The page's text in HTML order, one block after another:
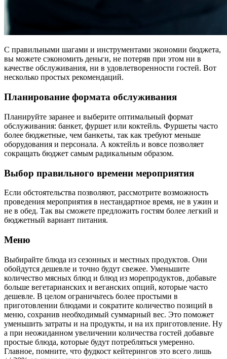
С правильными шагами и инструментами экономии бюджета,
вы можете сэкономить деньги, не потеряв при этом ни в
качестве обслуживания, ни в удовлетворенности гостей. Вот
несколько простых рекомендаций.
Планирование формата обслуживания
Планируйте заранее и выберите оптимальный формат
обслуживания: банкет, фуршет или коктейль. Фуршеты часто
более бюджетные, чем банкеты, так как требуют меньше
оборудования и персонала. А коктейль и вовсе позволяет
сокращать бюджет самым радикальным образом.
Выбор правильного времени мероприятия
Если обстоятельства позволяют, рассмотрите возможность
проведения мероприятия в нестандартное время, не в ужин и
не в обед. Так вы сможете предложить гостям более легкий и
бюджетный вариант питания.
Меню
Выбирайте блюда из сезонных и местных продуктов. Они
обойдутся дешевле и точно будут свежее. Уменьшите
количество мясных блюд и блюд из морепродуктов, добавьте
больше вегетарианских и веганских опций, которые часто
дешевле. В целом ограничьтесь более простыми в
приготовлении блюдами и сократите количество позиций в
меню, сохранив необходимый суммарный вес. Это поможет
уменьшить затраты и на продукты, и на их приготовление. Ну
а при неожиданном увеличении количества гостей добавьте
простые блюда, которые будут потребляться умеренно.
Главное, помните, что фудкост кейтерингов это всего лишь